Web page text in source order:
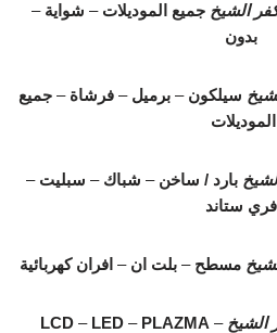
الشيخ جميع الموديلات – شواية –
بدون
سيلكون –برميل –فرشاة –جميع
الموديلات
بارد / ساخن – شباك – سبليت –
فري ستاند
مسطح –بلت ان – افران كهربائية
الشيخ LCD – LED – PLAZMA –